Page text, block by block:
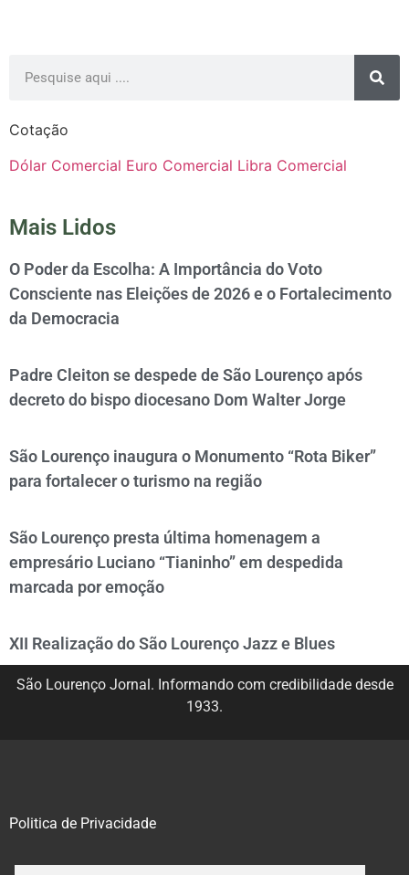
Cotação
Dólar Comercial Euro Comercial Libra Comercial
Mais Lidos
O Poder da Escolha: A Importância do Voto
Consciente nas Eleições de 2026 e o Fortalecimento
da Democracia
Padre Cleiton se despede de São Lourenço após
decreto do bispo diocesano Dom Walter Jorge
São Lourenço inaugura o Monumento “Rota Biker”
para fortalecer o turismo na região
São Lourenço presta última homenagem a
empresário Luciano “Tianinho” em despedida
marcada por emoção
XII Realização do São Lourenço Jazz e Blues
São Lourenço Jornal. Informando com credibilidade desde
1933.
Politica de Privacidade